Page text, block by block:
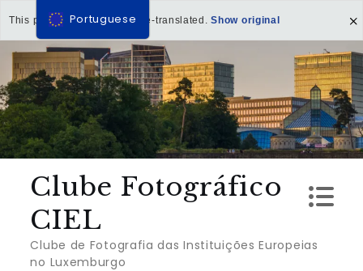
This page has been machine-translated.Show original
para
o
conteúdo
Clube Fotográfico
CIEL
Clube de Fotografia das Instituições Europeias
no Luxemburgo
Portuguese